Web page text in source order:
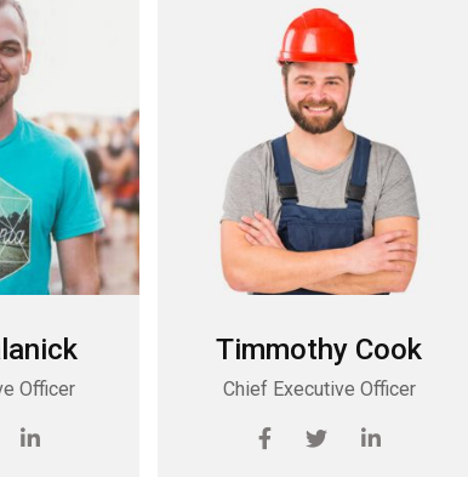
Officer
Timmothy Cook
Chief Executive Officer